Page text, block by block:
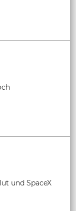
und SpaceX